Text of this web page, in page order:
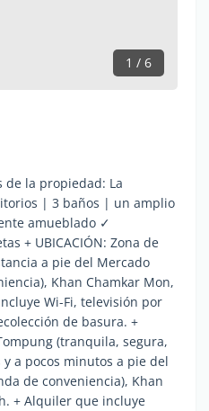
1 / 6
de la propiedad: La
| 3 baños | un amplio
amueblado ✓
+ UBICACIÓN: Zona de
a pie del Mercado
Khan Chamkar Mon,
Wi-Fi, televisión por
de basura. +
(tranquila, segura,
a pocos minutos a pie del
de conveniencia), Khan
+ Alquiler que incluye